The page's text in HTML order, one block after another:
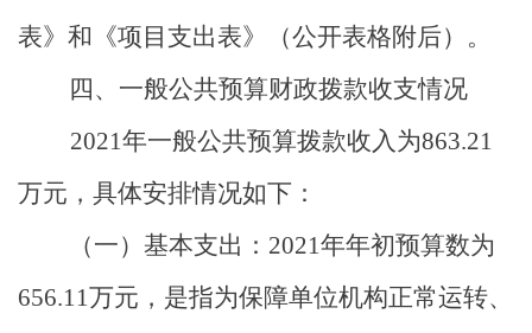
表》和《项目支出表》（公开表格附后）。
四、一般公共预算财政拨款收支情况
2021年一般公共预算拨款收入为863.21
万元，具体安排情况如下：
（一）基本支出： 2021年年初预算数为
656.11万元，是指为保障单位机构正常运转、